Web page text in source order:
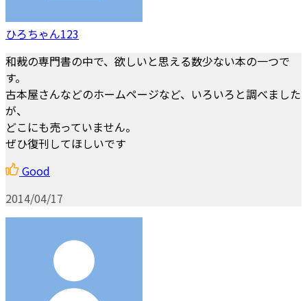
ひろちゃん123
和裁の専門書の中で、欲しいと思える数少ない本の一つで
す。
古本屋さんなどのホームページなど、いろいろと調べました
が、
どこにも売っていません。
ぜひ復刊してほしいです
Good
2014/04/17